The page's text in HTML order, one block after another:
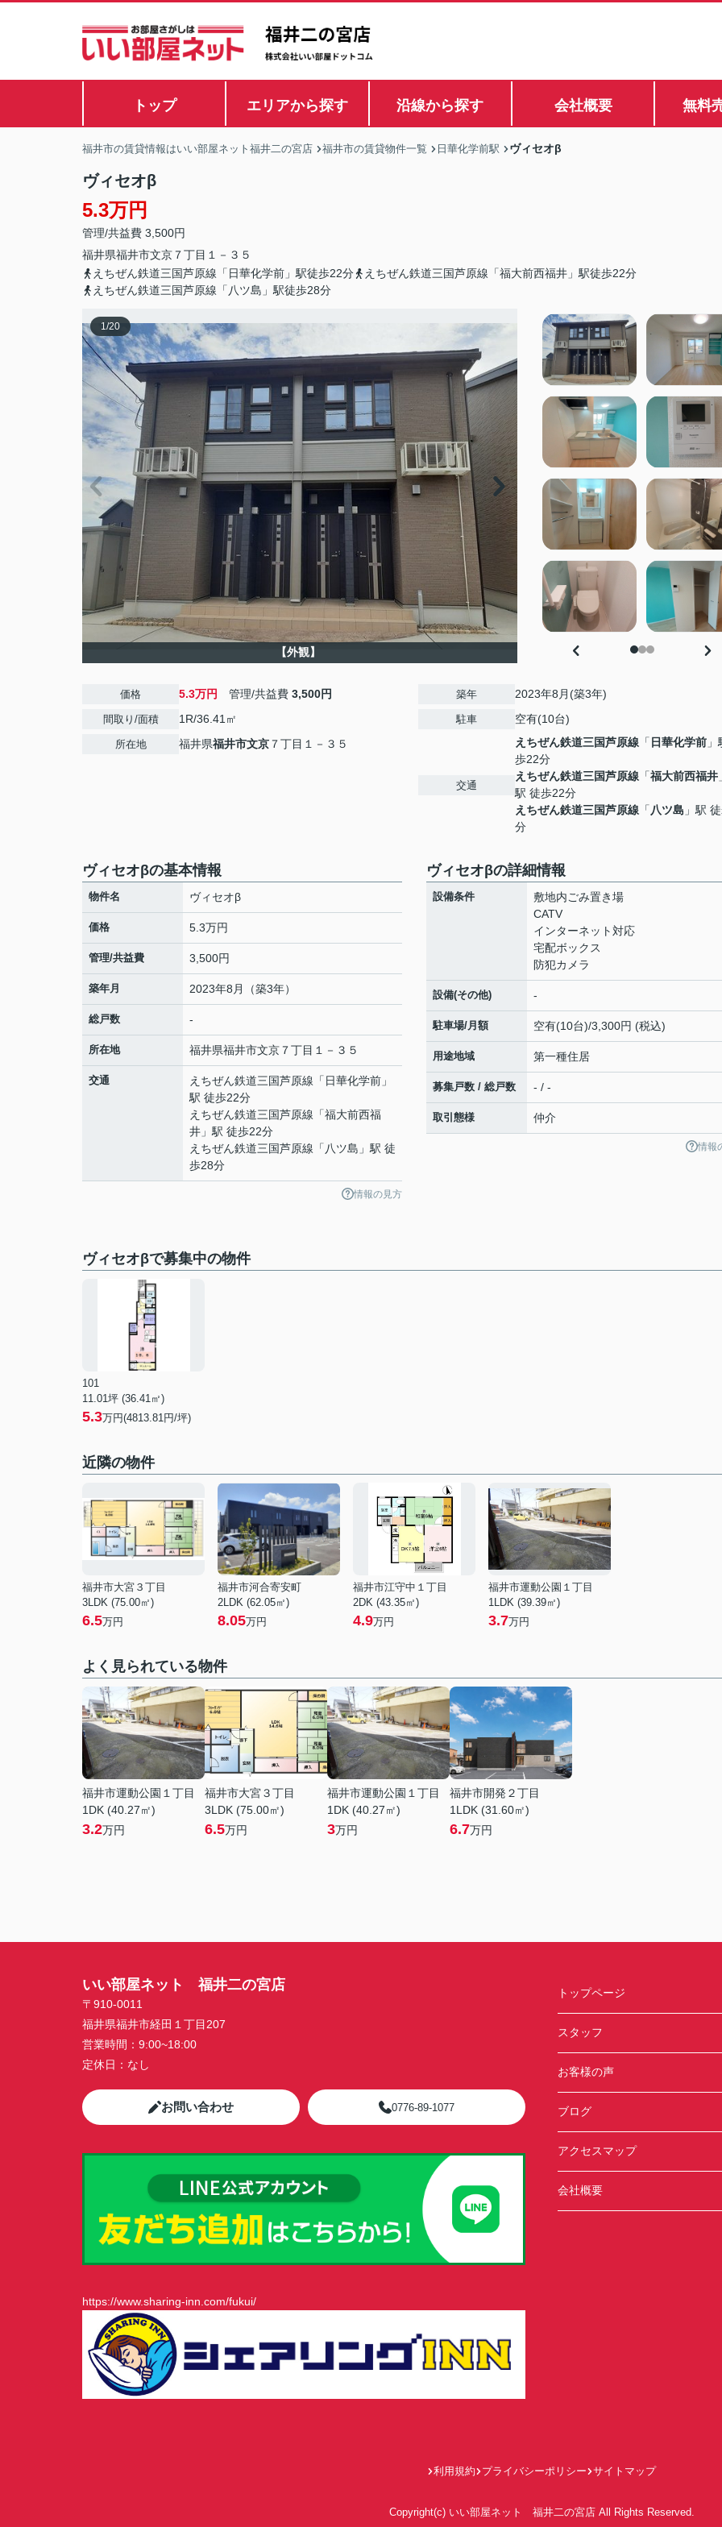
トップ エリアから探す 沿線から探す 会社概要 無料
福井市の賃貸情報はいい部屋ネット福井二の宮店 福井市の賃貸物件一覧 日華化学前駅 ヴィセオβ
ヴィセオβ
5.3万円
管理/共益費 3,500円
福井県福井市文京 ７丁目１－３５
えちぜん鉄道三国芦原線「日華化学前」駅徒歩22分
えちぜん鉄道三国芦原線「福大前西福井」駅徒歩22分
えちぜん鉄道三国芦原線「八ツ島」駅徒歩28分
1/20
【外観】
価格 5.3万円 管理/共益費 3,500円
間取り/面積 1R/36.41㎡
所在地 福井県福井市文京 ７丁目１－３５
築年 2023年8月(築3年)
駐車 空有(10台)
交通
えちぜん鉄道三国芦原線 「 日華化学前
歩22分
えちぜん鉄道三国芦原線 「福大前西福井
駅 徒歩22分
えちぜん鉄道三国芦原線 「 八ツ島 」駅
分
ヴィセオβの基本情報
物件名 ヴィセオβ
価格 5.3万円
管理/共益費 3,500円
築年月 2023年8月（築3年）
総戸数 -
所在地 福井県福井市文京 ７丁目１－３５
交通 えちぜん鉄道三国芦原線 「 日華化学前 」
駅 徒歩22分
えちぜん鉄道三国芦原線 「福大前西福
井 」駅 徒歩22分
えちぜん鉄道三国芦原線 「 八ツ島 」駅 徒
歩28分
情報の見方
ヴィセオβの詳細情報
設備条件
敷地内ごみ置き場
CATV
インターネット対応
宅配ボックス
防犯カメラ
設備(その他) -
駐車場/月額 空有(10台)/3,300円 (税込)
用途地域 第一種住居
募集戸数 / 総戸数 - / -
取引態様 仲介
情報
ヴィセオβで募集中の物件
101
11.01坪 (36.41㎡)
5.3万円(4813.81円/坪)
近隣の物件
福井市大宮３丁目
3LDK (75.00㎡)
6.5万円
福井市河合寄安町
2LDK (62.05㎡)
8.05万円
福井市江守中１丁目
2DK (43.35㎡)
4.9万円
福井市運動公園１丁目
1LDK (39.39㎡)
3.7万円
よく見られている物件
福井市運動公園１丁目
1DK (40.27㎡)
3.2万円
福井市大宮３丁目
3LDK (75.00㎡)
6.5万円
福井市運動公園１丁目
1DK (40.27㎡)
3万円
福井市開発２丁目
1LDK (31.60㎡)
6.7万円
いい部屋ネット 福井二の宮店
〒910-0011
福井県福井市経田１丁目207
営業時間： 9:00~18:00
定休日： なし
お問い合わせ 0776-89-1077
https://www.sharing-inn.com/fukui/
トップページ
スタッフ
お客様の声
ブログ
アクセスマップ
会社概要
利用規約 プライバシーポリシー サイトマップ
Copyright(c) いい部屋ネット 福井二の宮店 All Rights Reserved.